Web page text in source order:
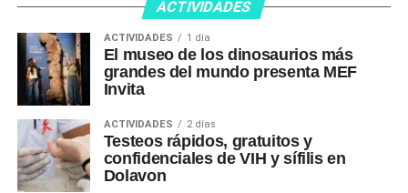
ACTIVIDADES
ACTIVIDADES 1 día
El museo de los dinosaurios más
grandes del mundo presenta MEF
Invita
ACTIVIDADES 2 días
Testeos rápidos, gratuitos y
confidenciales de VIH y sífilis en
Dolavon